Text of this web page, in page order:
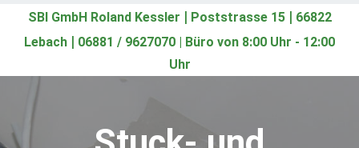
SBI GmbH Roland Kessler | Poststrasse 15 | 66822
Lebach | 06881 / 9627070 | Büro von 8:00 Uhr - 12:00
Uhr